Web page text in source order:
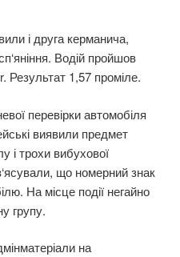
і друга керманича,
Водій пройшов
Результат 1,57 проміле.
перевірки автомобіля
виявили предмет
і трохи вибухової
що номерний знак
На місце події негайно
групу.
на